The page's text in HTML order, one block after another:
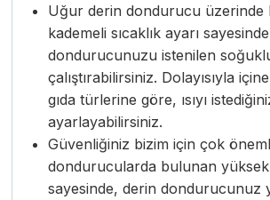
Uğur derin dondurucu üzerinde
kademeli sıcaklık ayarı
dondurucunuzu istenilen
çalıştırabilirsiniz. Dolayısıyla
gıda türlerine göre, ısıyı
ayarlayabilirsiniz.
Güvenliğiniz bizim için çok
dondurucularda bulunan yüksek
sayesinde, derin dondurucunuz